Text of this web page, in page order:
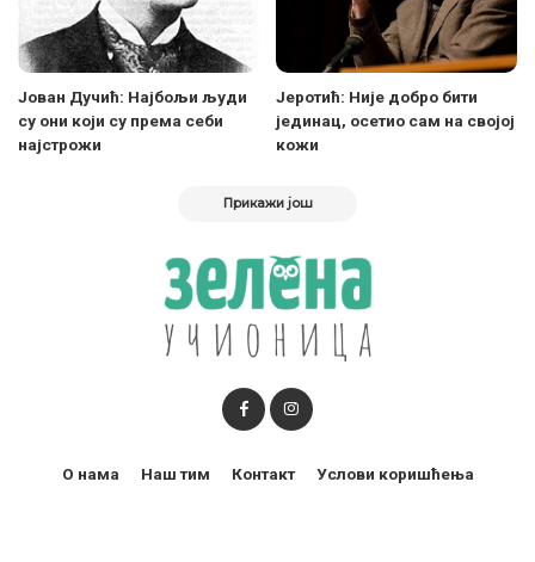
Јован Дучић: Најбољи људи
су они који су према себи
најстрожи
Јеротић: Није добро бити
јединац, осетио сам на својој
кожи
Прикажи још
О нама Наш тим Контакт Услови коришћења